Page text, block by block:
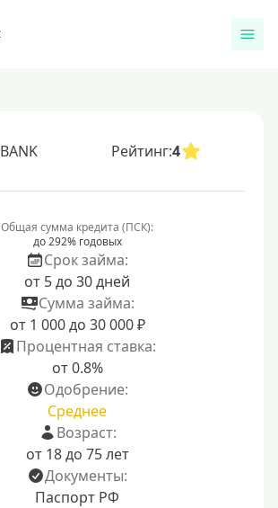
Рейтинг:4
Общая сумма кредита (ПСК):
до 292% годовых
Срок займа:
от 5 до 30 дней
Сумма займа:
от 1 000 до 30 000 ₽
Процентная ставка:
от 0.8%
Одобрение:
Среднее
Возраст:
от 18 до 75 лет
Документы:
Паспорт РФ